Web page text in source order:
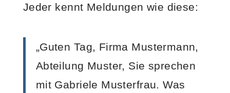
Jeder kennt Meldungen wie diese:
„Guten Tag, Firma Mustermann,
Abteilung Muster, Sie sprechen
mit Gabriele Musterfrau. Was